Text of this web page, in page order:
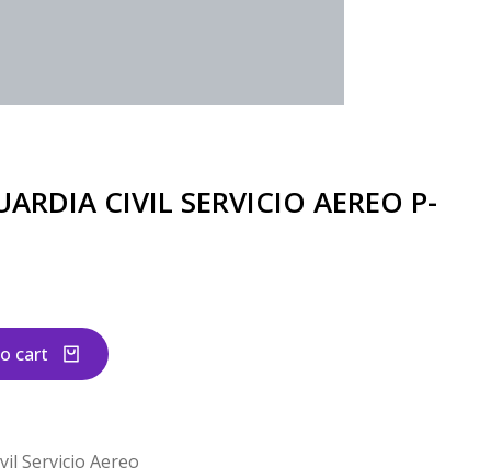
CIVIL SERVICIO AEREO P-
cart
Servicio Aereo